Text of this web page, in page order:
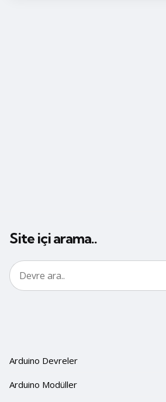
Site içi arama..
Arduino Devreler
Arduino Modüller